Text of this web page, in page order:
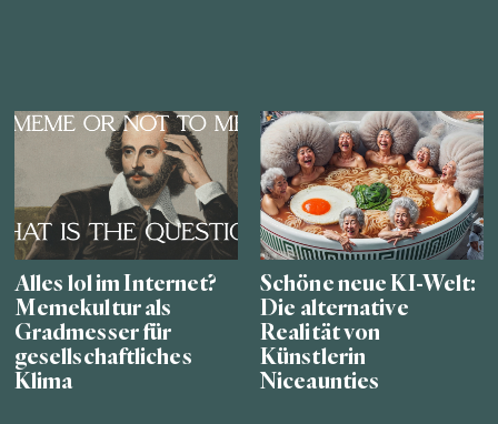
Alles lol im Internet?
Memekultur als
Gradmesser für
gesellschaftliches
Klima
Schöne neue KI-Welt:
Die alternative
Realität von
Künstlerin
Niceaunties